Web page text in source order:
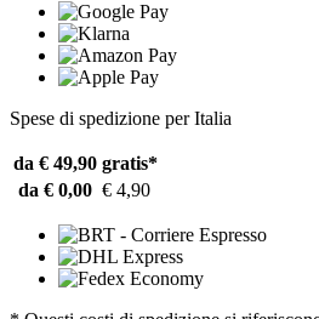
Spese di spedizione per Italia
da € 49,90 gratis*
da € 0,00 € 4,90